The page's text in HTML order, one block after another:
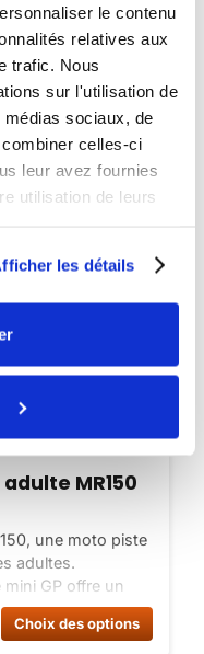
le contenu
relatives aux
trafic. Nous
sur l'utilisation de
sociaux, de
celles-ci
leur avez fournies
utilisation de leurs
les détails
adulte MR150
une moto piste
adultes.
GP offre un
cette Mini GP
un plaisir de
Choix des options
Ce
produit